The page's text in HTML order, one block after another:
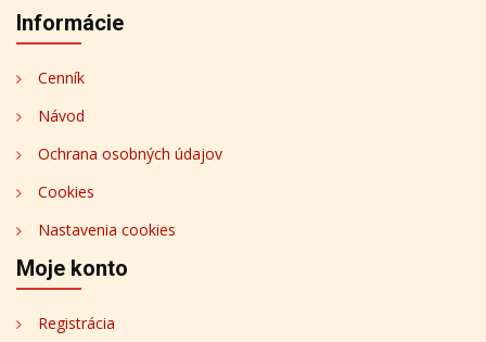
Informácie
Cenník
Návod
Ochrana osobných údajov
Cookies
Nastavenia cookies
Moje konto
Registrácia